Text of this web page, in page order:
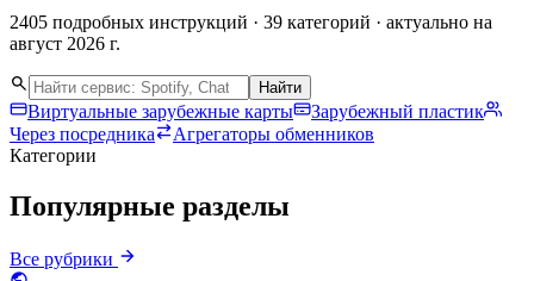
2405 подробных инструкций · 39 категорий · актуально на
август 2026 г.
Найти
Виртуальные зарубежные карты
Зарубежный пластик
Через посредника
Агрегаторы обменников
Категории
Популярные разделы
Все рубрики